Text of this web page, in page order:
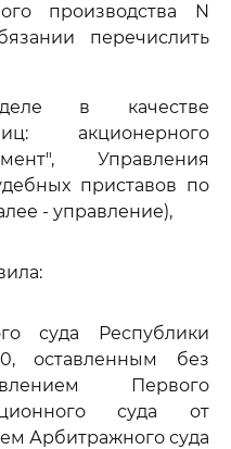
производства N
перечислить
в качестве
акционерного
Управления
приставов по
- управление),
суда Республики
оставленным без
Первого
суда от
Арбитражного суда